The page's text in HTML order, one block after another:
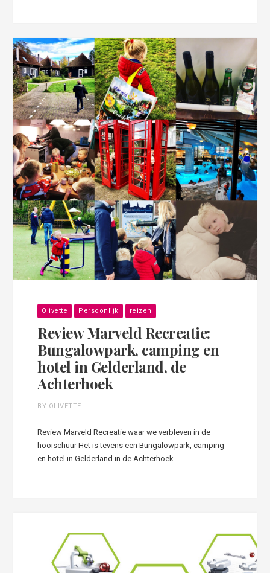
Olivette Persoonlijk reizen
Review Marveld Recreatie:
Bungalowpark, camping en
hotel in Gelderland, de
Achterhoek
BY OLIVETTE
Review Marveld Recreatie waar we verbleven in de
hooischuur Het is tevens een Bungalowpark, camping
en hotel in Gelderland in de Achterhoek